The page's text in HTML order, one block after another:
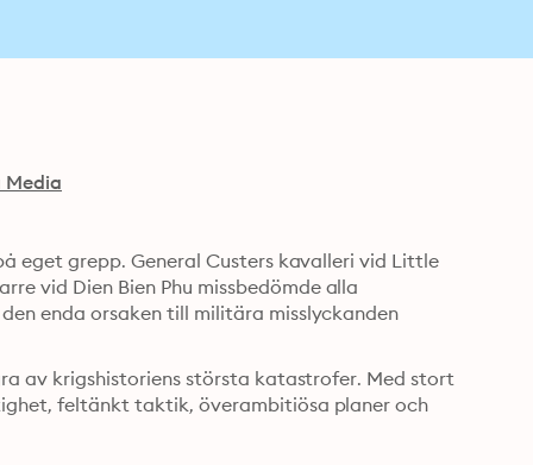
Media
eget grepp. General Custers kavalleri vid Little
vid Dien Bien Phu missbedömde alla
enda orsaken till militära misslyckanden
av krigshistoriens största katastrofer. Med stort
feltänkt taktik, överambitiösa planer och